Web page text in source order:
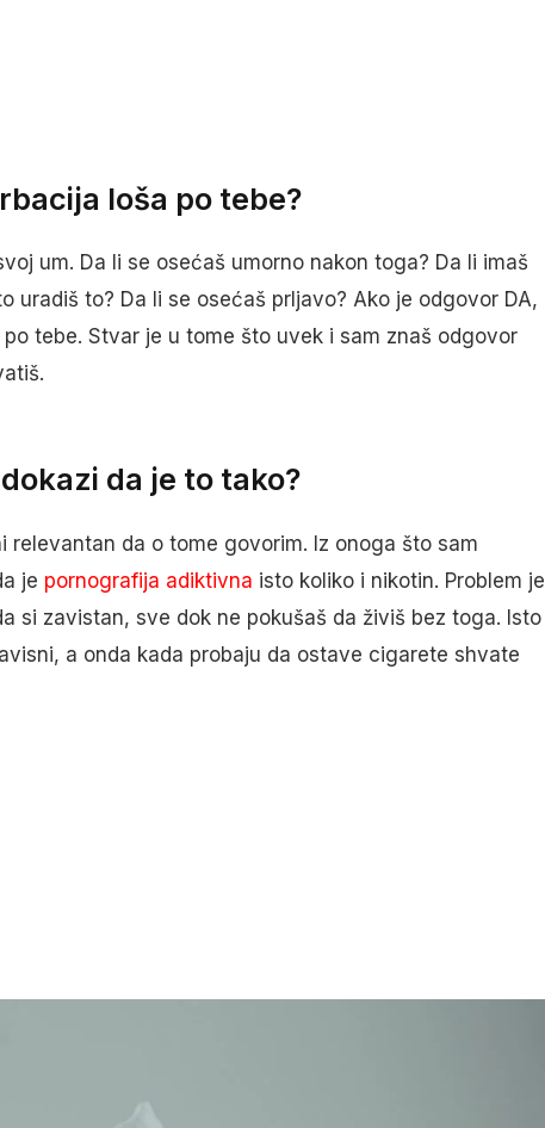
loša po tebe?
um. Da li se osećaš umorno nakon toga? Da li imaš
uradiš to? Da li se osećaš prljavo? Ako je odgovor DA,
tebe. Stvar je u tome što uvek i sam znaš odgovor
da je to tako?
relevantan da o tome govorim. Iz onoga što sam
je pornografija adiktivna isto koliko i nikotin. Problem je
si zavistan, sve dok ne pokušaš da živiš bez toga. Isto
a onda kada probaju da ostave cigarete shvate